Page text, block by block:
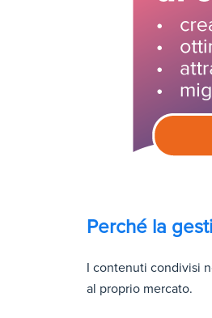
Perché la
I contenuti condivisi
al proprio mercato.